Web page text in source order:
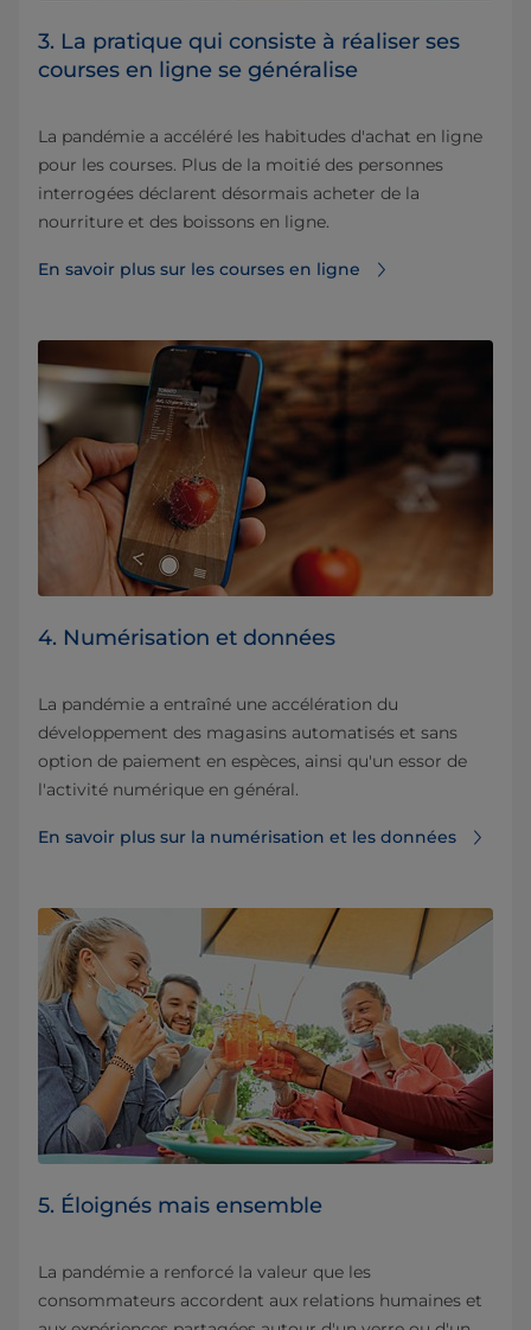
3. La pratique qui consiste à réaliser ses
courses en ligne se généralise
La pandémie a accéléré les habitudes d'achat en ligne
pour les courses. Plus de la moitié des personnes
interrogées déclarent désormais acheter de la
nourriture et des boissons en ligne.
En savoir plus sur les courses en ligne
4. Numérisation et données
La pandémie a entraîné une accélération du
développement des magasins automatisés et sans
option de paiement en espèces, ainsi qu'un essor de
l'activité numérique en général.
En savoir plus sur la numérisation et les données
5. Éloignés mais ensemble
La pandémie a renforcé la valeur que les
consommateurs accordent aux relations humaines et